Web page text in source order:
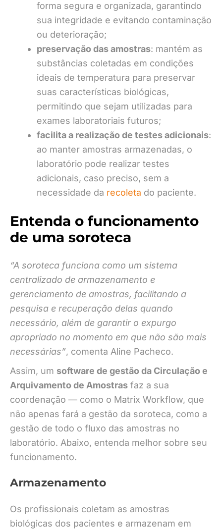
forma segura e organizada, garantindo
sua integridade e evitando contaminação
ou deterioração;
preservação das amostras: mantém as
substâncias coletadas em condições
ideais de temperatura para preservar
suas características biológicas,
permitindo que sejam utilizadas para
exames laboratoriais futuros;
facilita a realização de testes adicionais:
ao manter amostras armazenadas, o
laboratório pode realizar testes
adicionais, caso preciso, sem a
necessidade da recoleta do paciente.
Entenda o funcionamento
de uma soroteca
“A soroteca funciona como um sistema
centralizado de armazenamento e
gerenciamento de amostras, facilitando a
pesquisa e recuperação delas quando
necessário, além de garantir o expurgo
apropriado no momento em que não são mais
necessárias”, comenta Aline Pacheco.
Assim, um software de gestão da Circulação e
Arquivamento de Amostras faz a sua
coordenação — como o Matrix Workflow, que
não apenas fará a gestão da soroteca, como a
gestão de todo o fluxo das amostras no
laboratório. Abaixo, entenda melhor sobre seu
funcionamento.
Armazenamento
Os profissionais coletam as amostras
biológicas dos pacientes e armazenam em